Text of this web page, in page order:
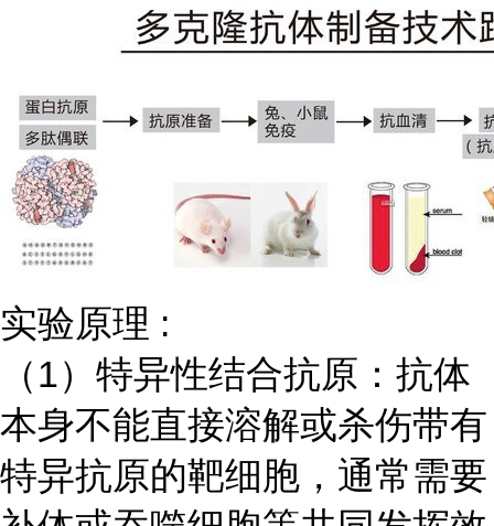
实验原理 :
（1）特异性结合抗原：抗体
本身不能直接溶解或杀伤带有
特异抗原的靶细胞，通常需要